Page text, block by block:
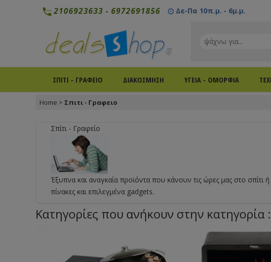
2106923633 - 6972691856 Δε-Πα 10π.μ. - 6μ.μ.
ΣΠΙΤΙ - ΓΡΑΦΕΙΟ ΔΙΑΚΟΣΜΗΣΗ ΥΓΕΙΑ - ΟΜΟΡΦΙΑ
Home > Σπιτι - Γραφειο
Σπίτι - Γραφείο
Έξυπνα και αναγκαία προϊόντα που κάνουν τις ώρες μας στο σπίτι
πίνακες και επιλεγμένα gadgets.
Κατηγορίες που ανήκουν στην κατηγορία